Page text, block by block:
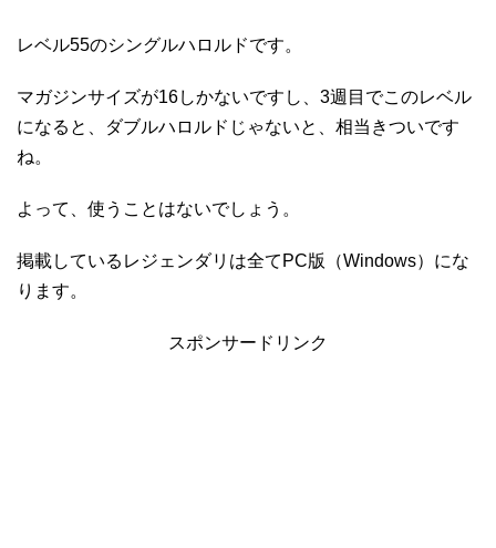
レベル55のシングルハロルドです。
マガジンサイズが16しかないですし、3週目でこのレベル
になると、ダブルハロルドじゃないと、相当きついです
ね。
よって、使うことはないでしょう。
掲載しているレジェンダリは全てPC版（Windows）にな
ります。
スポンサードリンク